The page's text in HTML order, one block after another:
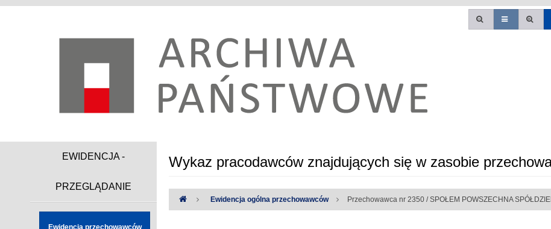
EWIDENCJA -
PRZEGLĄDANIE
Ewidencja przechowawców
Wykaz pracodawców znajdujących się w zasobie
Ewidencja ogólna przechowawców Przechowawca nr 2350 / SPOŁEM POWSZECHNA